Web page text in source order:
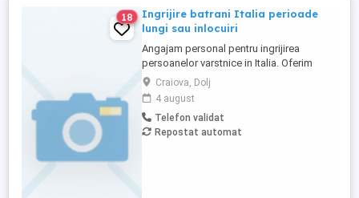
18
Ingrijire batrani Italia perioade
lungi sau inlocuiri
Angajam personal pentru ingrijirea
persoanelor varstnice in Italia. Oferim
stabilitate si sprijin pe toata perioada
contractului. Nu percepem nicio taxa in
Romania sau Italia! Cunostinte medii de
limba italiana! Experienta si recomandarile
constituie avantaj!
Craiova, Dolj
4 august
Telefon validat
Repostat automat